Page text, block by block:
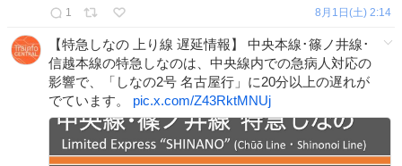
1
8月1日(土) 2:14
【特急しなの 上り線 遅延情報】 中央本線･篠ノ井線･
信越本線の特急しなのは、中央線内での急病人対応の
影響で、「しなの2号 名古屋行」に20分以上の遅れが
でています。 pic.x.com/Z43RktMNUj